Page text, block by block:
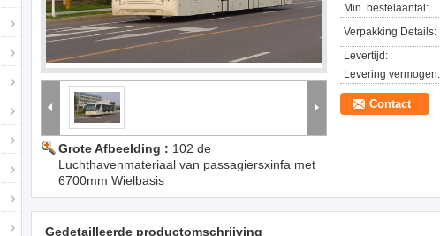
Grote Afbeelding : 102 de
Luchthavenmateriaal van passagiersxinfa met
6700mm Wielbasis
Min. bestelaantal:
Verpakking Details:
Levertijd:
Levering vermogen:
Contact
Gedetailleerde productomschrijving